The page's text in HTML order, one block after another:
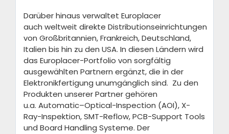
Darüber hinaus verwaltet Europlacer
auch weltweit direkte Distributionseinrichtungen
von Großbritannien, Frankreich, Deutschland,
Italien bis hin zu den USA. In diesen Ländern wird
das Europlacer-Portfolio von sorgfältig
ausgewählten Partnern ergänzt, die in der
Elektronikfertigung unumgänglich sind. Zu den
Produkten unserer Partner gehören
u.a. Automatic–Optical-Inspection (AOI), X-
Ray-Inspektion, SMT-Reflow, PCB-Support Tools
und Board Handling Systeme. Der